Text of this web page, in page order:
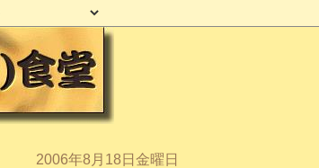
2006年8月18日金曜日